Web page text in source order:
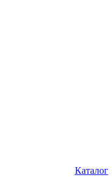
Каталог